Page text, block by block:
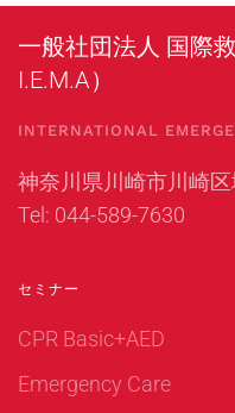
一般社団法人 国際
I.E.M.A）
INTERNATIONAL
神奈川県川崎市川崎
Tel: 044-589-7630
セミナー
CPR Basic+AED
Emergency Care